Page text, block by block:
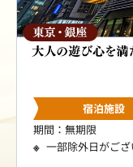
宿泊施設
期間：無期限
一部除外日がござ